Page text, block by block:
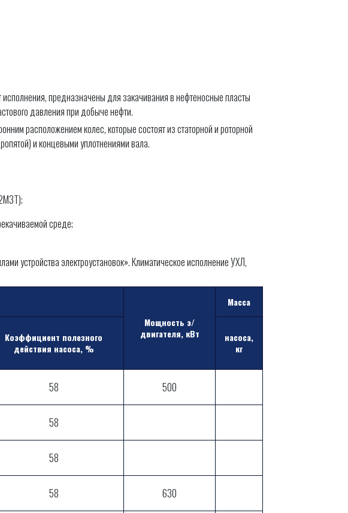
предназначены для закачивания в нефтеносные пласты
давления при добыче нефти.
расположением колес, которые состоят из статорной и роторной
и концевыми уплотнениями вала.
среде;
устройства электроустановок». Климатическое исполнение УХЛ,
Мощность э/
двигателя, кВт
Масса
Коэффициент полезного
действия насоса, %
насоса,
кг
58
500
58
58
58
630